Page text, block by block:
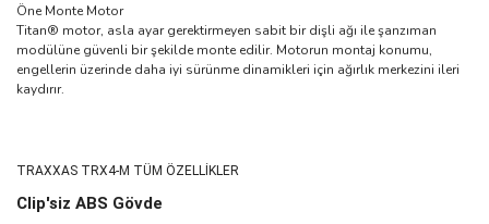
Öne Monte Motor
Titan® motor, asla ayar gerektirmeyen sabit bir dişli ağı ile şanzıman
modülüne güvenli bir şekilde monte edilir. Motorun montaj konumu,
engellerin üzerinde daha iyi sürünme dinamikleri için ağırlık merkezini ileri
kaydırır.
TRAXXAS TRX4-M TÜM ÖZELLİKLER
Clip'siz ABS Gövde